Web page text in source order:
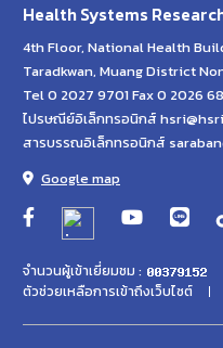
Health Systems
4th Floor, National Health
Taradkwan, Muang District
Tel 0 2027 9701 Fax 0 2026
ไปรษณีย์อิเล็กทรอนิกส์
สารบรรณอิเล็กทรอนิกส์
Google map
จำนวนผู้เข้าเยี่ยมชม :
ตัวช่วยเหลือการเข้าถึงเว็บไซต์